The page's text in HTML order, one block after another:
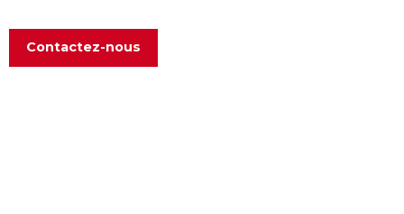
Contactez-nous